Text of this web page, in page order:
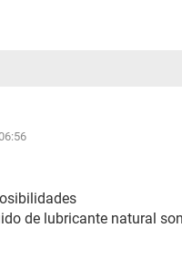
de lubricante natural